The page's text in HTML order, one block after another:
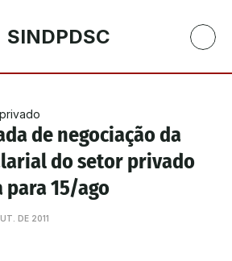
SINDPDSC
de negociação da
do setor privado
para 15/ago
DE 2011